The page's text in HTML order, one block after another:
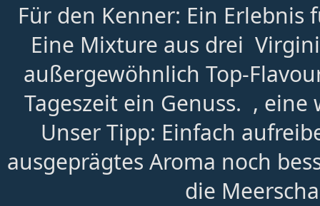
Für den Kenner: Ein Erlebnis
Eine Mixture aus drei
außergewöhnlich Top-
Tageszeit ein Genuss. ,
Unser Tipp: Einfach
ausgeprägtes Aroma noch
die